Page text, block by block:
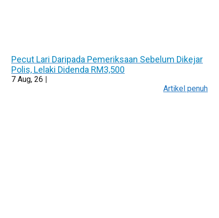
Pecut Lari Daripada Pemeriksaan Sebelum Dikejar
Polis, Lelaki Didenda RM3,500
7 Aug, 26
Artikel penuh